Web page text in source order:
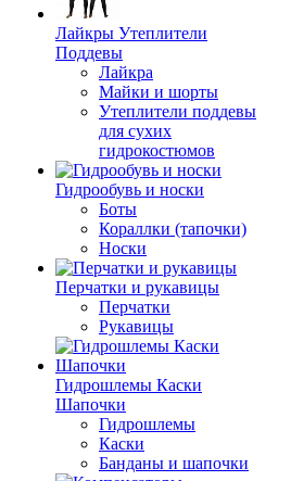
Лайкры Утеплители
Поддевы
Лайкра
Майки и шорты
Утеплители поддевы
для сухих
гидрокостюмов
Гидрообувь и носки
Боты
Кораллки (тапочки)
Носки
Перчатки и рукавицы
Перчатки
Рукавицы
Гидрошлемы Каски
Шапочки
Гидрошлемы
Каски
Банданы и шапочки